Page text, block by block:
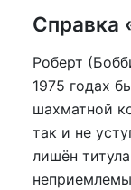
Справка
Роберт
1975 годах
шахматной
так и не
лишён